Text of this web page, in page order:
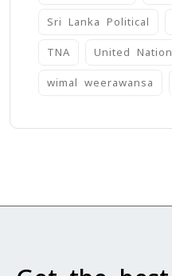
Sri Lanka Political
TNA United
wimal weerawansa